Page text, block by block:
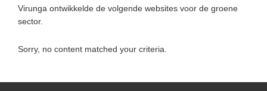
Virunga ontwikkelde de volgende websites voor de groene
sector.
Sorry, no content matched your criteria.